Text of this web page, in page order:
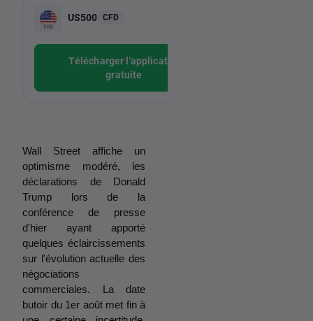
US500 CFD
Télécharger l'application
gratuite
Wall Street affiche un
optimisme modéré, les
déclarations de Donald
Trump lors de la
conférence de presse
d'hier ayant apporté
quelques éclaircissements
sur l'évolution actuelle des
négociations
commerciales. La date
butoir du 1er août met fin à